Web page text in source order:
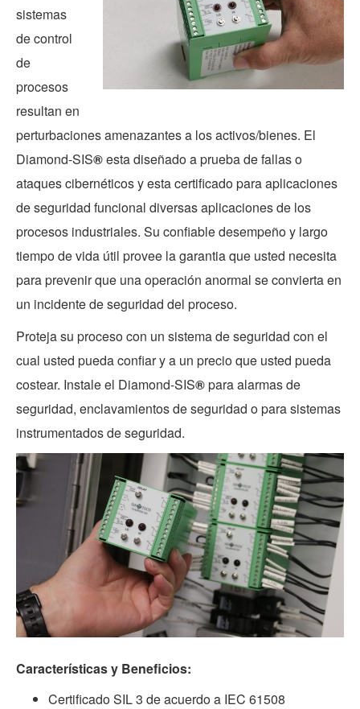
sistemas
de control
de
procesos
resultan en
perturbaciones amenazantes a los activos/bienes. El
Diamond-SIS®esta diseñado a prueba de fallas o
ataques cibernéticos y esta certificado para aplicaciones
de seguridad funcional diversas aplicaciones de los
procesos industriales. Su confiable desempeño y largo
tiempo de vida útil provee la garantia que usted necesita
para prevenir que una operación anormal se convierta en
un incidente de seguridad del proceso.
Proteja su proceso con un sistema de seguridad con el
cual usted pueda confiar y a un precio que usted pueda
costear. Instale el Diamond-SIS®para alarmas de
seguridad, enclavamientos de seguridad o para sistemas
instrumentados de seguridad.
Características y Beneficios:
Certificado SIL 3 de acuerdo a IEC 61508